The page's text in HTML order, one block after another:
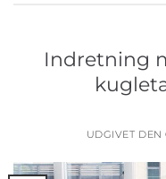
Indretning
UDGIVET DEN